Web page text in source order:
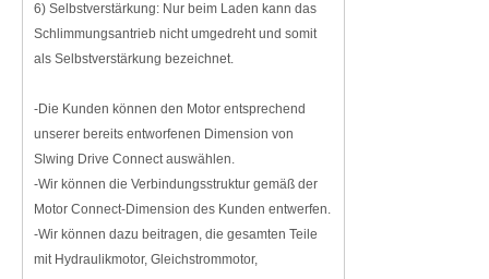
6) Selbstverstärkung: Nur beim Laden kann das
Schlimmungsantrieb nicht umgedreht und somit
als Selbstverstärkung bezeichnet.
-Die Kunden können den Motor entsprechend
unserer bereits entworfenen Dimension von
Slwing Drive Connect auswählen.
-Wir können die Verbindungsstruktur gemäß der
Motor Connect-Dimension des Kunden entwerfen.
-Wir können dazu beitragen, die gesamten Teile
mit Hydraulikmotor, Gleichstrommotor,